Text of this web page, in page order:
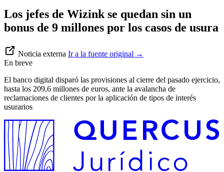
Los jefes de Wizink se quedan sin un
bonus de 9 millones por los casos de usura
Noticia externa Ir a la fuente original →
En breve
El banco digital disparó las provisiones al cierre del pasado ejercicio,
hasta los 209,6 millones de euros, ante la avalancha de
reclamaciones de clientes por la aplicación de tipos de interés
usurarios